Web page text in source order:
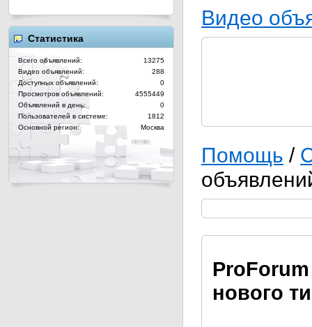
Видео
Помощь /
Pro
нового
Статистика
Всего объявлений:
13275
Видео объявлений:
288
Доступных объявлений:
0
Просмотров объявлений:
4555449
Объявлений в день:
0
Пользователей в системе:
1812
Основной регион:
Москва